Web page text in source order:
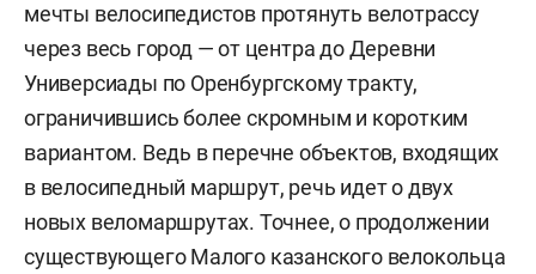
мечты велосипедистов протянуть велотрассу
через весь город — от центра до Деревни
Универсиады по Оренбургскому тракту,
ограничившись более скромным и коротким
вариантом. Ведь в перечне объектов, входящих
в велосипедный маршрут, речь идет о двух
новых веломаршрутах. Точнее, о продолжении
существующего Малого казанского велокольца